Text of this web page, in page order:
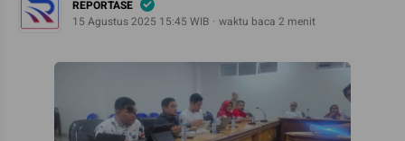
REPORTASE
15 Agustus 2025 15:45 WIB
waktu baca 2 menit